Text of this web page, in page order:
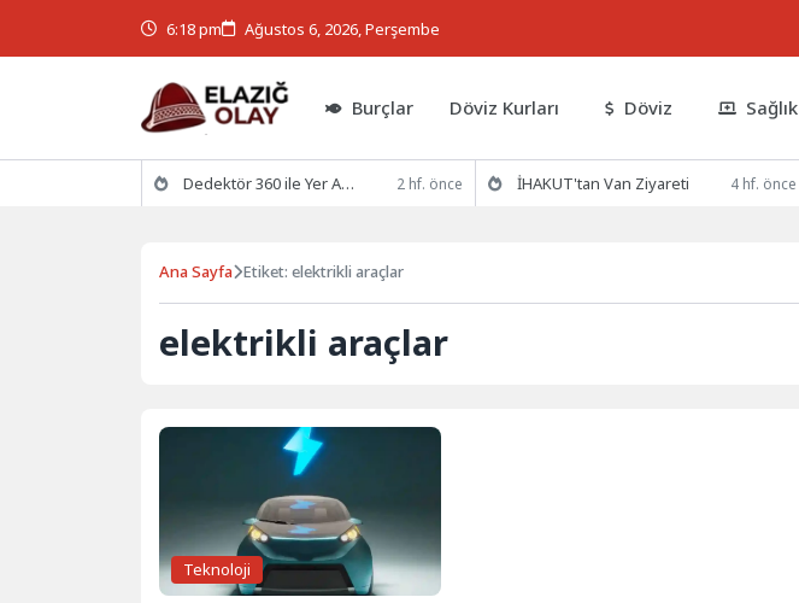
6:18 pm Ağustos 6, 2026, Perşembe
Burçlar Döviz Kurları Döviz Sağlık
Dedektör 360 ile Yer Altının Gizemlerini Keşfedin 2 hf. önce İHAKUT'tan Van Ziyareti 4 hf. önce
Ana Sayfa Etiket: elektrikli araçlar
elektrikli araçlar
Teknoloji